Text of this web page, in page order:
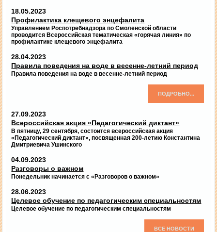
18.05.2023
Профилактика клещевого энцефалита
Управлением Роспотребнадзора по Смоленской области
проводится Всероссийская тематическая «горячая линия» по
профилактике клещевого энцефалита
28.04.2023
Правила поведения на воде в весенне-летний период
Правила поведения на воде в весенне-летний период
ПОДРОБНО...
27.09.2023
Всероссийская акция «Педагогический диктант»
В пятницу, 29 сентября, состоится всероссийская акция
«Педагогический диктант», посвященная 200-летию Константина
Дмитриевича Ушинского
04.09.2023
Разговоры о важном
Понедельник начинается с «Разговоров о важном»
28.06.2023
Целевое обучение по педагогическим специальностям
Целевое обучение по педагогическим специальностям
ВСЕ НОВОСТИ